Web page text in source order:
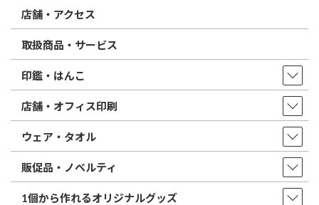
店舗・アクセス
取扱商品・サービス
印鑑・はんこ
店舗・オフィス印刷
ウェア・タオル
販促品・ノベルティ
1個から作れるオリジナルグッズ